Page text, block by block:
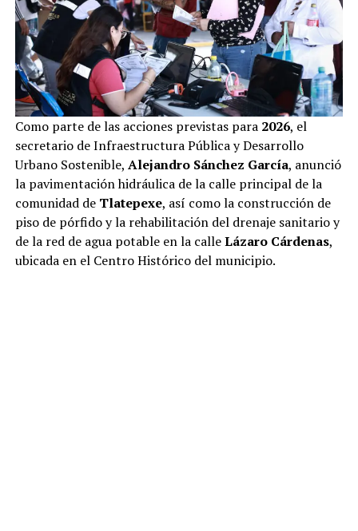
Como parte de las acciones previstas para 2026, el
secretario de Infraestructura Pública y Desarrollo
Urbano Sostenible, Alejandro Sánchez García, anunció
la pavimentación hidráulica de la calle principal de la
comunidad de Tlatepexe, así como la construcción de
piso de pórfido y la rehabilitación del drenaje sanitario y
de la red de agua potable en la calleLázaro Cárdenas,
ubicada en el Centro Histórico del municipio.